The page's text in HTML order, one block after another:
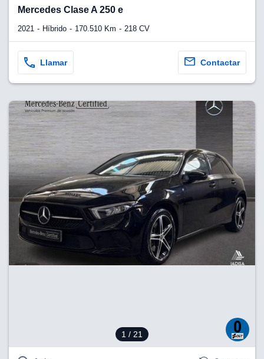
pulsando
de cookies
en
página
aceptar la
a nuestro
que solo se
que
pero no se
la
Mercedes Clase A 250 e
2021 Híbrido 170.510 Km 218 CV
Llamar Contactar
1 / 21